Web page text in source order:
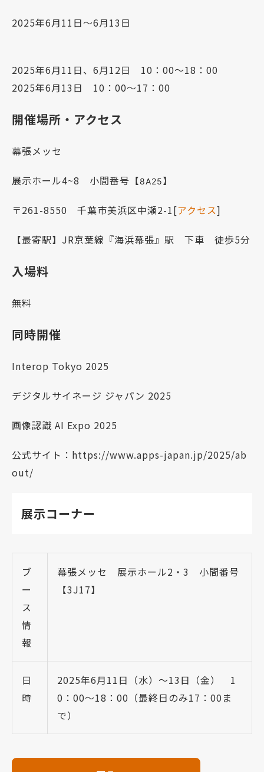
2025年6月11日～6月13日
2025年6月11日、 6月12日
10：00～18：00
2025年6月13日 10：00～17：00
開催場所・アクセス
幕張メッセ
展示ホール4~8 小間番号【8A25】
〒261-8550 千葉市美浜区中瀬2-1[アクセス]
【最寄駅】JR京葉線『海浜幕張』駅 下車 徒歩5分
入場料
無料
同時開催
Interop Tokyo 2025
デジタルサイネージ ジャパン 2025
画像認識 AI Expo 2025
公式サイト：https://www.apps-japan.jp/2025/ab
out/
展示コーナー
ブ
ー
ス
情
報
幕張メッセ 展示ホール2・3 小間番号
【3J17】
日
時
2025年6月11日（水）～13日（金） 1
0：00～18：00（最終日のみ17：00ま
で）